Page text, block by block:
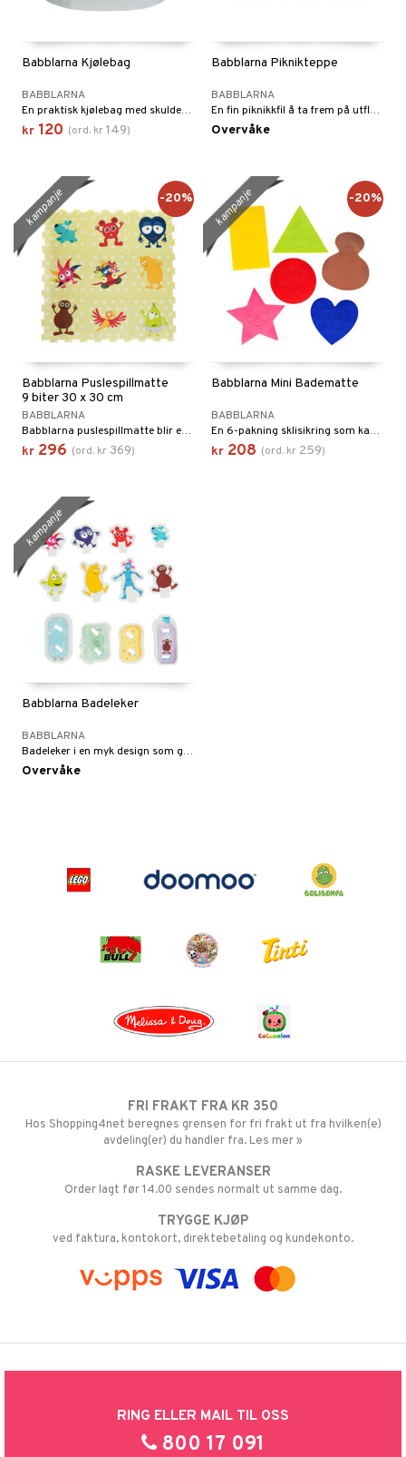
Babblarna Kjølebag
BABBLARNA
En praktisk kjølebag med skulderrem!
kr 120 (ord. kr 149)
Babblarna Piknikteppe
BABBLARNA
En fin piknikkfil å ta frem på utflukten, 145 x 120 cm.
Overvåke
Babblarna Puslespillmatte
9 biter 30 x 30 cm
BABBLARNA
Babblarna puslespillmatte blir en fin interiørdetalj.
kr 296 (ord. kr 369)
kampanje -20%
Babblarna Mini Badematte
BABBLARNA
En 6-pakning sklisikring som kan brukes i badekaret.
kr 208 (ord. kr 259)
kampanje -20%
Babblarna Badeleker
BABBLARNA
Badeleker i en myk design som gjør badet morsomt!
Overvåke
kampanje
FRI FRAKT FRA KR 350
Hos Shopping4net beregnes grensen for fri frakt ut fra hvilken(e)
avdeling(er) du handler fra. Les mer »
RASKE LEVERANSER
Order lagt før 14.00 sendes normalt ut samme dag.
TRYGGE KJØP
ved faktura, kontokort, direktebetaling og kundekonto.
RING ELLER MAIL TIL OSS
800 17 091